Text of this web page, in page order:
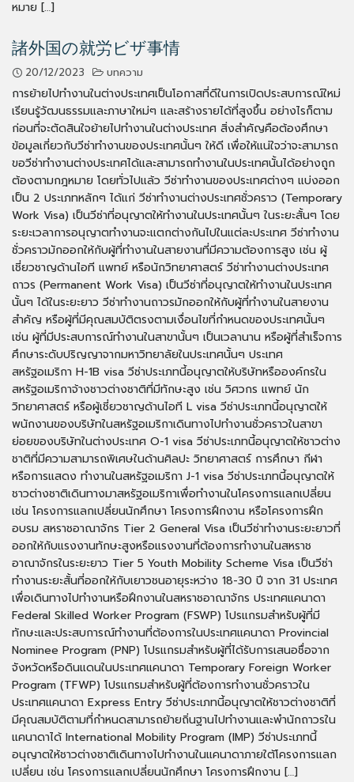
หมาย […]
諸外国の就労ビザ事情
20/12/2023 บทความ
การย้ายไปทำงานในต่างประเทศเป็นโอกาสที่ดีในการเปิดประสบการณ์ใหม่
เรียนรู้วัฒนธรรมและภาษาใหม่ๆ และสร้างรายได้ที่สูงขึ้น อย่างไรก็ตาม
ก่อนที่จะตัดสินใจย้ายไปทำงานในต่างประเทศ สิ่งสำคัญคือต้องศึกษา
ข้อมูลเกี่ยวกับวีซ่าทำงานของประเทศนั้นๆ ให้ดี เพื่อให้แน่ใจว่าจะสามารถ
ขอวีซ่าทำงานต่างประเทศได้และสามารถทำงานในประเทศนั้นได้อย่างถูก
ต้องตามกฎหมาย โดยทั่วไปแล้ว วีซ่าทำงานของประเทศต่างๆ แบ่งออก
เป็น 2 ประเภทหลักๆ ได้แก่ วีซ่าทำงานต่างประเทศชั่วคราว (Temporary
Work Visa) เป็นวีซ่าที่อนุญาตให้ทำงานในประเทศนั้นๆ ในระยะสั้นๆ โดย
ระยะเวลาการอนุญาตทำงานจะแตกต่างกันไปในแต่ละประเทศ วีซ่าทำงาน
ชั่วคราวมักออกให้กับผู้ที่ทำงานในสายงานที่มีความต้องการสูง เช่น ผู้
เชี่ยวชาญด้านไอที แพทย์ หรือนักวิทยาศาสตร์ วีซ่าทำงานต่างประเทศ
ถาวร (Permanent Work Visa) เป็นวีซ่าที่อนุญาตให้ทำงานในประเทศ
นั้นๆ ได้ในระยะยาว วีซ่าทำงานถาวรมักออกให้กับผู้ที่ทำงานในสายงาน
สำคัญ หรือผู้ที่มีคุณสมบัติตรงตามเงื่อนไขที่กำหนดของประเทศนั้นๆ
เช่น ผู้ที่มีประสบการณ์ทำงานในสาขานั้นๆ เป็นเวลานาน หรือผู้ที่สำเร็จการ
ศึกษาระดับปริญญาจากมหาวิทยาลัยในประเทศนั้นๆ ประเทศ
สหรัฐอเมริกา H-1B visa วีซ่าประเภทนี้อนุญาตให้บริษัทหรือองค์กรใน
สหรัฐอเมริกาจ้างชาวต่างชาติที่มีทักษะสูง เช่น วิศวกร แพทย์ นัก
วิทยาศาสตร์ หรือผู้เชี่ยวชาญด้านไอที L visa วีซ่าประเภทนี้อนุญาตให้
พนักงานของบริษัทในสหรัฐอเมริกาเดินทางไปทำงานชั่วคราวในสาขา
ย่อยของบริษัทในต่างประเทศ O-1 visa วีซ่าประเภทนี้อนุญาตให้ชาวต่าง
ชาติที่มีความสามารถพิเศษในด้านศิลปะ วิทยาศาสตร์ การศึกษา กีฬา
หรือการแสดง ทำงานในสหรัฐอเมริกา J-1 visa วีซ่าประเภทนี้อนุญาตให้
ชาวต่างชาติเดินทางมาสหรัฐอเมริกาเพื่อทำงานในโครงการแลกเปลี่ยน
เช่น โครงการแลกเปลี่ยนนักศึกษา โครงการฝึกงาน หรือโครงการฝึก
อบรม สหราชอาณาจักร Tier 2 General Visa เป็นวีซ่าทำงานระยะยาวที่
ออกให้กับแรงงานทักษะสูงหรือแรงงานที่ต้องการทำงานในสหราช
อาณาจักรในระยะยาว Tier 5 Youth Mobility Scheme Visa เป็นวีซ่า
ทำงานระยะสั้นที่ออกให้กับเยาวชนอายุระหว่าง 18-30 ปี จาก 31 ประเทศ
เพื่อเดินทางไปทำงานหรือฝึกงานในสหราชอาณาจักร ประเทศแคนาดา
Federal Skilled Worker Program (FSWP) โปรแกรมสำหรับผู้ที่มี
ทักษะและประสบการณ์ทำงานที่ต้องการในประเทศแคนาดา Provincial
Nominee Program (PNP) โปรแกรมสำหรับผู้ที่ได้รับการเสนอชื่อจาก
จังหวัดหรือดินแดนในประเทศแคนาดา Temporary Foreign Worker
Program (TFWP) โปรแกรมสำหรับผู้ที่ต้องการทำงานชั่วคราวใน
ประเทศแคนาดา Express Entry วีซ่าประเภทนี้อนุญาตให้ชาวต่างชาติที่
มีคุณสมบัติตามที่กำหนดสามารถย้ายถิ่นฐานไปทำงานและพำนักถาวรใน
แคนาดาได้ International Mobility Program (IMP) วีซ่าประเภทนี้
อนุญาตให้ชาวต่างชาติเดินทางไปทำงานในแคนาดาภายใต้โครงการแลก
เปลี่ยน เช่น โครงการแลกเปลี่ยนนักศึกษา โครงการฝึกงาน […]